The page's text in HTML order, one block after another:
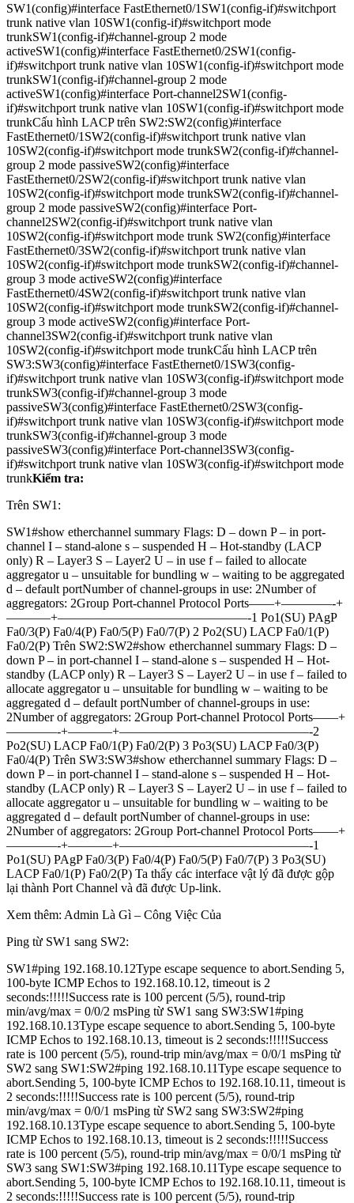
SW1(config)#interface FastEthernet0/1SW1(config-if)#switchport
trunk native vlan 10SW1(config-if)#switchport mode
trunkSW1(config-if)#channel-group 2 mode
activeSW1(config)#interface FastEthernet0/2SW1(config-
if)#switchport trunk native vlan 10SW1(config-if)#switchport mode
trunkSW1(config-if)#channel-group 2 mode
activeSW1(config)#interface Port-channel2SW1(config-
if)#switchport trunk native vlan 10SW1(config-if)#switchport mode
trunkCấu hình LACP trên SW2:SW2(config)#interface
FastEthernet0/1SW2(config-if)#switchport trunk native vlan
10SW2(config-if)#switchport mode trunkSW2(config-if)#channel-
group 2 mode passiveSW2(config)#interface
FastEthernet0/2SW2(config-if)#switchport trunk native vlan
10SW2(config-if)#switchport mode trunkSW2(config-if)#channel-
group 2 mode passiveSW2(config)#interface Port-
channel2SW2(config-if)#switchport trunk native vlan
10SW2(config-if)#switchport mode trunk SW2(config)#interface
FastEthernet0/3SW2(config-if)#switchport trunk native vlan
10SW2(config-if)#switchport mode trunkSW2(config-if)#channel-
group 3 mode activeSW2(config)#interface
FastEthernet0/4SW2(config-if)#switchport trunk native vlan
10SW2(config-if)#switchport mode trunkSW2(config-if)#channel-
group 3 mode activeSW2(config)#interface Port-
channel3SW2(config-if)#switchport trunk native vlan
10SW2(config-if)#switchport mode trunkCấu hình LACP trên
SW3:SW3(config)#interface FastEthernet0/1SW3(config-
if)#switchport trunk native vlan 10SW3(config-if)#switchport mode
trunkSW3(config-if)#channel-group 3 mode
passiveSW3(config)#interface FastEthernet0/2SW3(config-
if)#switchport trunk native vlan 10SW3(config-if)#switchport mode
trunkSW3(config-if)#channel-group 3 mode
passiveSW3(config)#interface Port-channel3SW3(config-
if)#switchport trunk native vlan 10SW3(config-if)#switchport mode
trunkKiểm tra:
Trên SW1:
SW1#show etherchannel summary Flags: D – down P – in port-
channel I – stand-alone s – suspended H – Hot-standby (LACP
only) R – Layer3 S – Layer2 U – in use f – failed to allocate
aggregator u – unsuitable for bundling w – waiting to be aggregated
d – default portNumber of channel-groups in use: 2Number of
aggregators: 2Group Port-channel Protocol Ports——+————-+
———–+———————————————-1 Po1(SU) PAgP
Fa0/3(P) Fa0/4(P) Fa0/5(P) Fa0/7(P) 2 Po2(SU) LACP Fa0/1(P)
Fa0/2(P) Trên SW2:SW2#show etherchannel summary Flags: D –
down P – in port-channel I – stand-alone s – suspended H – Hot-
standby (LACP only) R – Layer3 S – Layer2 U – in use f – failed to
allocate aggregator u – unsuitable for bundling w – waiting to be
aggregated d – default portNumber of channel-groups in use:
2Number of aggregators: 2Group Port-channel Protocol Ports——+
————-+———–+———————————————-2
Po2(SU) LACP Fa0/1(P) Fa0/2(P) 3 Po3(SU) LACP Fa0/3(P)
Fa0/4(P) Trên SW3:SW3#show etherchannel summary Flags: D –
down P – in port-channel I – stand-alone s – suspended H – Hot-
standby (LACP only) R – Layer3 S – Layer2 U – in use f – failed to
allocate aggregator u – unsuitable for bundling w – waiting to be
aggregated d – default portNumber of channel-groups in use:
2Number of aggregators: 2Group Port-channel Protocol Ports——+
————-+———–+———————————————-1
Po1(SU) PAgP Fa0/3(P) Fa0/4(P) Fa0/5(P) Fa0/7(P) 3 Po3(SU)
LACP Fa0/1(P) Fa0/2(P) Ta thấy các interface vật lý đã được gộp
lại thành Port Channel và đã được Up-link.
Xem thêm: Admin Là Gì – Công Việc Của
Ping từ SW1 sang SW2:
SW1#ping 192.168.10.12Type escape sequence to abort.Sending 5,
100-byte ICMP Echos to 192.168.10.12, timeout is 2
seconds:!!!!!Success rate is 100 percent (5/5), round-trip
min/avg/max = 0/0/2 msPing từ SW1 sang SW3:SW1#ping
192.168.10.13Type escape sequence to abort.Sending 5, 100-byte
ICMP Echos to 192.168.10.13, timeout is 2 seconds:!!!!!Success
rate is 100 percent (5/5), round-trip min/avg/max = 0/0/1 msPing từ
SW2 sang SW1:SW2#ping 192.168.10.11Type escape sequence to
abort.Sending 5, 100-byte ICMP Echos to 192.168.10.11, timeout is
2 seconds:!!!!!Success rate is 100 percent (5/5), round-trip
min/avg/max = 0/0/1 msPing từ SW2 sang SW3:SW2#ping
192.168.10.13Type escape sequence to abort.Sending 5, 100-byte
ICMP Echos to 192.168.10.13, timeout is 2 seconds:!!!!!Success
rate is 100 percent (5/5), round-trip min/avg/max = 0/0/1 msPing từ
SW3 sang SW1:SW3#ping 192.168.10.11Type escape sequence to
abort.Sending 5, 100-byte ICMP Echos to 192.168.10.11, timeout is
2 seconds:!!!!!Success rate is 100 percent (5/5), round-trip